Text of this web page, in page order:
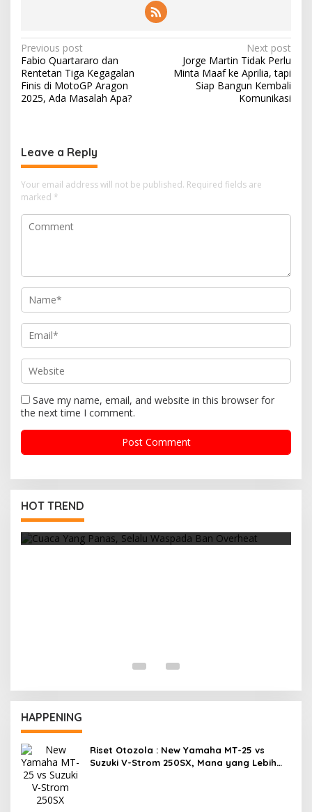
Post
navigation
Previous post
Fabio Quartararo dan
Rentetan Tiga Kegagalan
Finis di MotoGP Aragon
2025, Ada Masalah Apa?
Next post
Jorge Martin Tidak Perlu
Minta Maaf ke Aprilia, tapi
Siap Bangun Kembali
Komunikasi
Leave a Reply
Your email address will not be published. Required fields are
marked *
Save my name, email, and website in this browser for
the next time I comment.
HOT TREND
Overheat
HAPPENING
Riset Otozola : New Yamaha MT-25 vs
Suzuki V-Strom 250SX, Mana yang Lebih